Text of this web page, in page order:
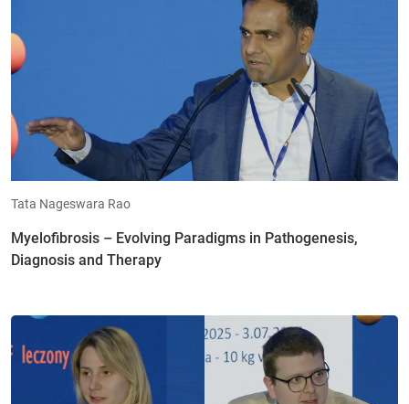
Tata Nageswara Rao
Myelofibrosis – Evolving Paradigms in Pathogenesis,
Diagnosis and Therapy